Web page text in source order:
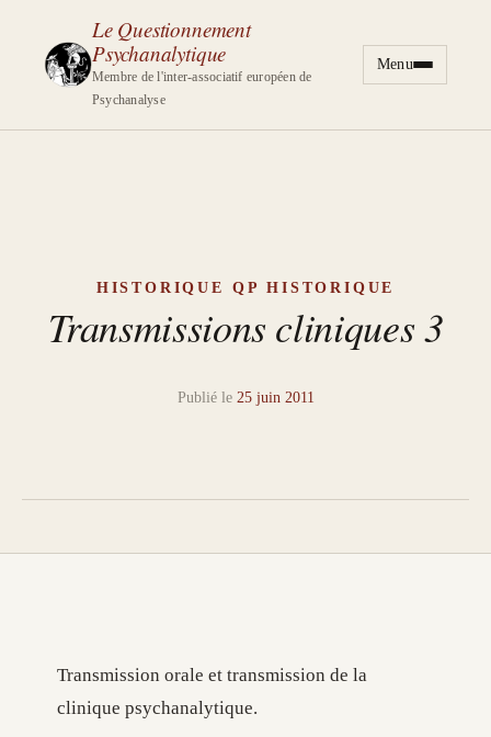
Le Questionnement
Psychanalytique
Membre de l'inter-associatif européen de
Psychanalyse
Aller au
Menu
HISTORIQUE QP HISTORIQUE
Transmissions cliniques 3
Publié le 25 juin 2011
Transmission orale et transmission de la
clinique psychanalytique.